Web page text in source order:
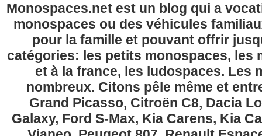
Monospaces.net est un blog qui a
monospaces ou des véhicules
pour la famille et pouvant offrir
catégories: les petits monospaces, les
et à la france, les ludospaces. Les
nombreux. Citons pêle même et
Grand Picasso, Citroën C8, Dacia
Galaxy, Ford S-Max, Kia Carens, Kia